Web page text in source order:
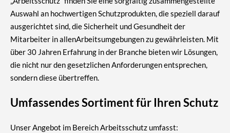
Auswahl an hochwertigen Schutzprodukten, die speziell darauf
ausgerichtet sind, die Sicherheit und Gesundheit der
Mitarbeiter in allenArbeitsumgebungen zu gewährleisten. Mit
über 30 Jahren Erfahrung in der Branche bieten wir Lösungen,
die nicht nur den gesetzlichen Anforderungen entsprechen,
sondern diese übertreffen.
Umfassendes Sortiment für Ihren Schutz
Unser Angebot im Bereich Arbeitsschutz umfasst: